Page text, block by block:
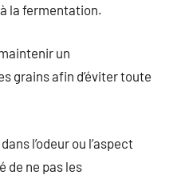
la fermentation.
un
grains afin d’éviter toute
l’odeur ou l’aspect
de ne pas les